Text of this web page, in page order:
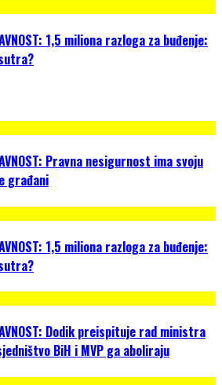
1,5 miliona razloga za buđenje:
Pravna nesigurnost ima svoju
građani
1,5 miliona razloga za buđenje:
Dodik preispituje rad ministra
BiH i MVP ga aboliraju